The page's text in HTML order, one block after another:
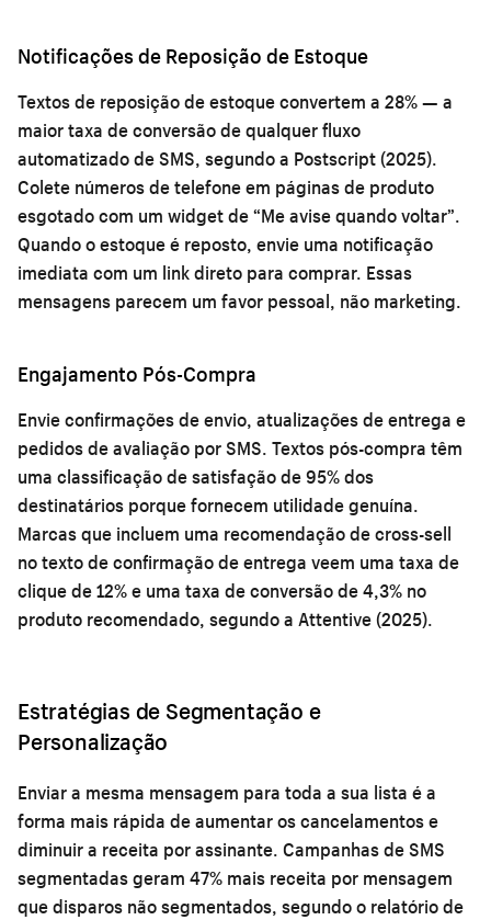
Notificações de Reposição de Estoque
Textos de reposição de estoque convertem a 28% — a
maior taxa de conversão de qualquer fluxo
automatizado de SMS, segundo a Postscript (2025).
Colete números de telefone em páginas de produto
esgotado com um widget de “Me avise quando voltar”.
Quando o estoque é reposto, envie uma notificação
imediata com um link direto para comprar. Essas
mensagens parecem um favor pessoal, não marketing.
Engajamento Pós-Compra
Envie confirmações de envio, atualizações de entrega e
pedidos de avaliação por SMS. Textos pós-compra têm
uma classificação de satisfação de 95% dos
destinatários porque fornecem utilidade genuína.
Marcas que incluem uma recomendação de cross-sell
no texto de confirmação de entrega veem uma taxa de
clique de 12% e uma taxa de conversão de 4,3% no
produto recomendado, segundo a Attentive (2025).
Estratégias de Segmentação e
Personalização
Enviar a mesma mensagem para toda a sua lista é a
forma mais rápida de aumentar os cancelamentos e
diminuir a receita por assinante. Campanhas de SMS
segmentadas geram 47% mais receita por mensagem
que disparos não segmentados, segundo o relatório de